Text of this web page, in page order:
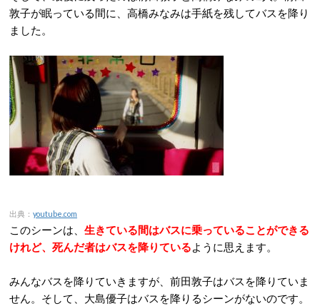
敦子が眠っている間に、高橋みなみは手紙を残してバスを降り
ました。
出典： youtube.com
このシーンは、 生きている間はバスに乗っていることができる
けれど、死んだ者はバスを降りているように思えます。
みんなバスを降りていきますが、前田敦子はバスを降りていま
せん。そして、大島優子はバスを降りるシーンがないのです。